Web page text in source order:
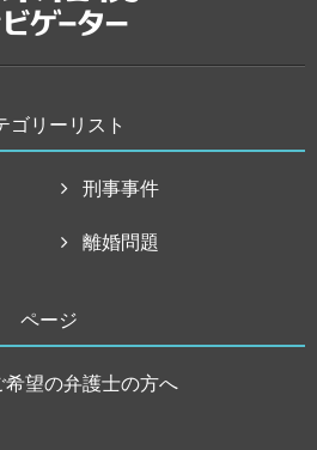
ゴリーリスト
刑事事件
離婚問題
ページ
望の弁護士の方へ